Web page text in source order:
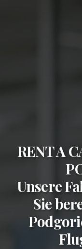
RENT A
Unsere
Sie